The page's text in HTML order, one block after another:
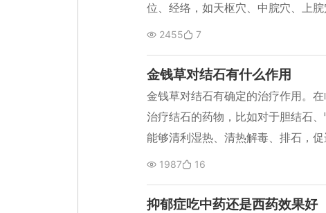
位、经络，如天枢穴、中脘穴、上
位可以通过拔罐子进行穴位治疗，
受度进行治疗，力度不要过大，因人
效和最少的副作用。
2455 7
金钱草对结石有什么作用
金钱草对结石有确定的治疗作用。
治疗结石的药物，比如对于胆结石
能够清利湿热、清热解毒、排石，
结石、肾结石等结石的治疗，具有
括阴虚、气虚、肝郁、脾虚、阳虚、
1987 16
抑郁症吃中药还是西药效果好